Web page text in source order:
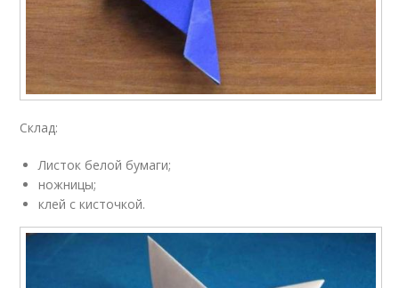
Склад:
Листок белой бумаги;
ножницы;
клей с кисточкой.